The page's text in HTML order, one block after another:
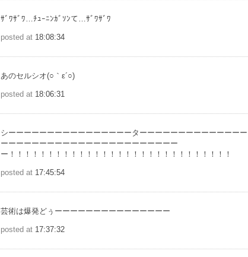
ｻﾞﾜｻﾞﾜ…ﾁｭｰﾆﾝｶﾞｿﾝて…ｻﾞﾜｻﾞﾜ
posted at 18:08:34
あのセルシオ(○｀ε´○)
posted at 18:06:31
シーーーーーーーーーーーーーーーーターーーーーーーーーーーーーー
ーーーーーーーーーーーーーーーーーーーーーーー
ー！！！！！！！！！！！！！！！！！！！！！！！！！！！！！
posted at 17:45:54
芸術は爆発どぅーーーーーーーーーーーーーーー
posted at 17:37:32